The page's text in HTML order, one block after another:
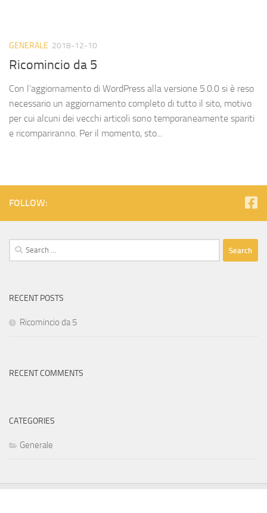
GENERALE 2018-12-10
Ricomincio da 5
Con l’aggiornamento di WordPress alla versione 5.0.0 si è reso
necessario un aggiornamento completo di tutto il sito, motivo
per cui alcuni dei vecchi articoli sono temporaneamente spariti
e ricompariranno. Per il momento, sto...
FOLLOW:
Search
for:
RECENT POSTS
Ricomincio da 5
RECENT COMMENTS
CATEGORIES
Generale